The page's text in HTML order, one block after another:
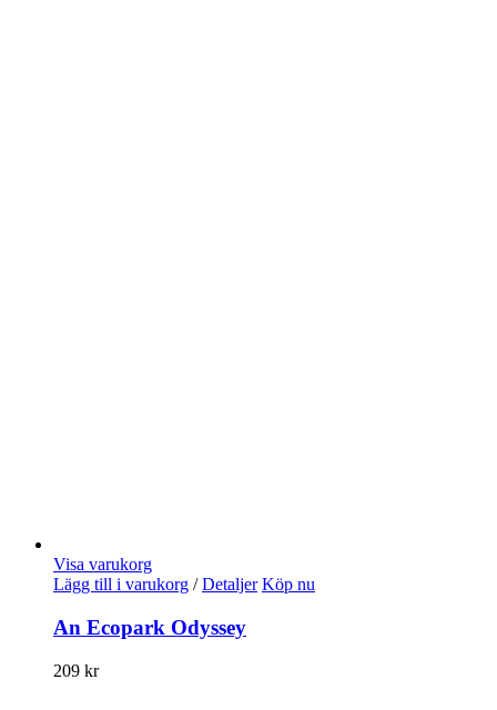
Visa varukorg
Lägg till i varukorg / Detaljer Köp nu
An Ecopark Odyssey
209 kr